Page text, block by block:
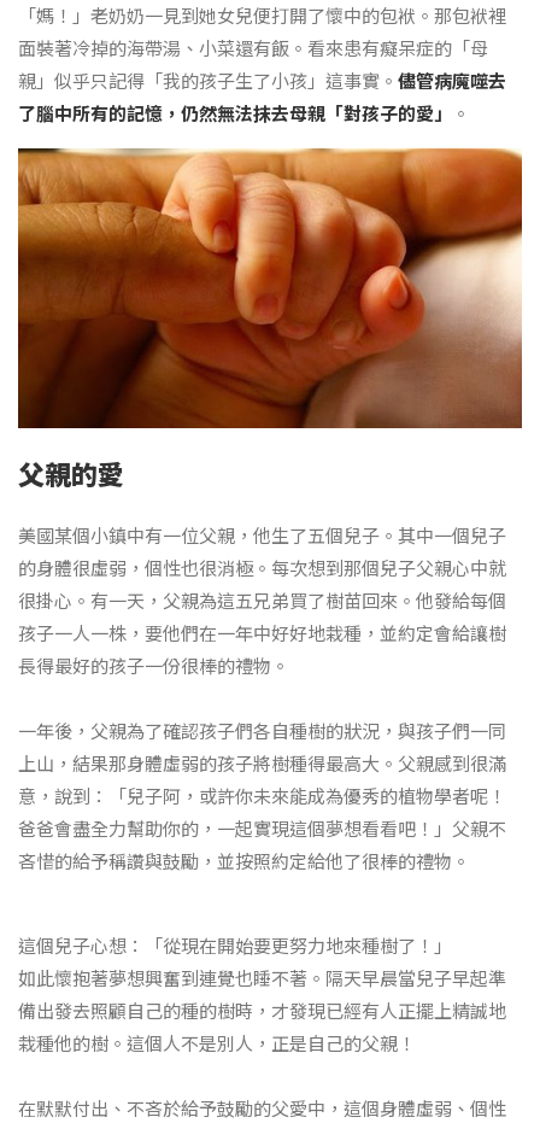
「媽！」老奶奶一見到她女兒便打開了懷中的包袱。那包袱裡
面裝著冷掉的海帶湯、小菜還有飯。看來患有癡呆症的「母
親」似乎只記得「我的孩子生了小孩」這事實。 儘管病魔噬去
了腦中所有的記憶，仍然無法抹去母親「對孩子的愛」
。
父親的愛
美國某個小鎮中有一位父親，他生了五個兒子。其中一個兒子
的身體很虛弱，個性也很消極。每次想到那個兒子父親心中就
很掛心。有一天，父親為這五兄弟買了樹苗回來。他發給每個
孩子一人一株，要他們在一年中好好地栽種，並約定會給讓樹
長得最好的孩子一份很棒的禮物。
一年後，父親為了確認孩子們各自種樹的狀況，與孩子們一同
上山，結果那身體虛弱的孩子將樹種得最高大。父親感到很滿
意，說到：「兒子阿，或許你未來能成為優秀的植物學者呢！
爸爸會盡全力幫助你的，一起實現這個夢想看看吧！」父親不
吝惜的給予稱讚與鼓勵，並按照約定給他了很棒的禮物。
這個兒子心想：「從現在開始要更努力地來種樹了！」
如此懷抱著夢想興奮到連覺也睡不著。隔天早晨當兒子早起準
備出發去照顧自己的種的樹時，才發現已經有人正擺上精誠地
栽種他的樹。這個人不是別人，正是自己的父親！
在默默付出、不吝於給予鼓勵的父愛中，這個身體虛弱、個性